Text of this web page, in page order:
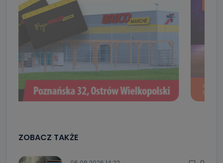
ZOBACZ TAKŻE